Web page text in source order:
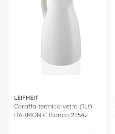
LEIFHEIT
Caraffa termica vetro (1Lt)
HARMONIC Bianco 28542